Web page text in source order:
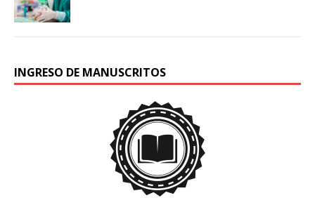
INGRESO DE MANUSCRITOS